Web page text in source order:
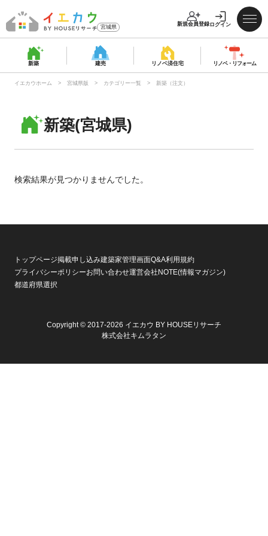
宮城県 新規会員登録ログイン
新築 建売 リノベ済住宅 リノベ・ リフォーム
イエカウホーム 宮城県版 カテゴリー一覧 新築（注文）
新築(宮城県)
検索結果が見つかりませんでした。
トップページ掲載申し込み建築家管理画面Q&A利用規約
プライバシーポリシーお問い合わせ運営会社NOTE(情報マガジン)
都道府県選択
Copyright © 2017-2026 イエカウ BY HOUSEリサーチ
株式会社キムラタン